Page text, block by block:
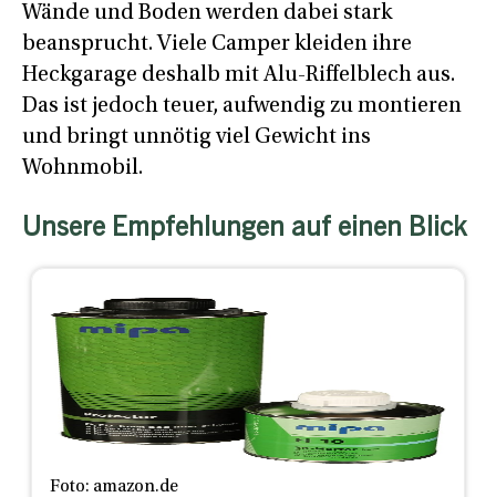
Wände und Boden werden dabei stark
beansprucht. Viele Camper kleiden ihre
Heckgarage deshalb mit Alu-Riffelblech aus.
Das ist jedoch teuer, aufwendig zu montieren
und bringt unnötig viel Gewicht ins
Wohnmobil.
Unsere Empfehlungen auf einen Blick
Foto: amazon.de